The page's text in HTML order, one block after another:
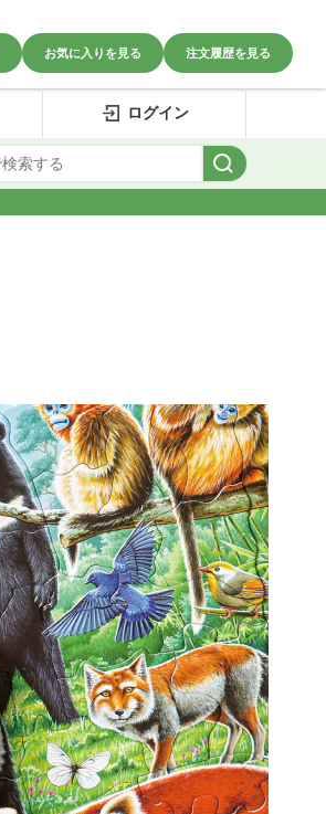
お気に入りを見る 注文履歴を見る
ログイン